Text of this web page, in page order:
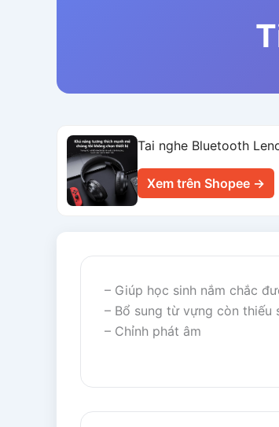
Tai nghe Bluetooth
Xem trên Shopee →
– Giúp học sinh nắm chắc
– Bổ sung từ vựng còn thiếu
– Chỉnh phát âm